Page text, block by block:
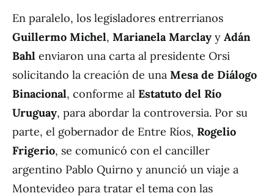
En paralelo, los legisladores entrerrianos
Guillermo Michel, Marianela Marclay y Adán
Bahl enviaron una carta al presidente Orsi
solicitando la creación de una Mesa de Diálogo
Binacional, conforme al Estatuto del Río
Uruguay, para abordar la controversia. Por su
parte, el gobernador de Entre Ríos, Rogelio
Frigerio, se comunicó con el canciller
argentino Pablo Quirno y anunció un viaje a
Montevideo para tratar el tema con las